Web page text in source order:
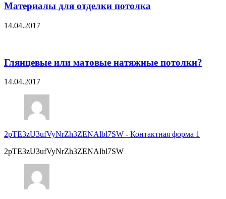
Материалы для отделки потолка
14.04.2017
Глянцевые или матовые натяжные потолки?
14.04.2017
2pTE3zU3ufVyNrZh3ZENAlbl7SW - Контактная форма 1
2pTE3zU3ufVyNrZh3ZENAlbl7SW